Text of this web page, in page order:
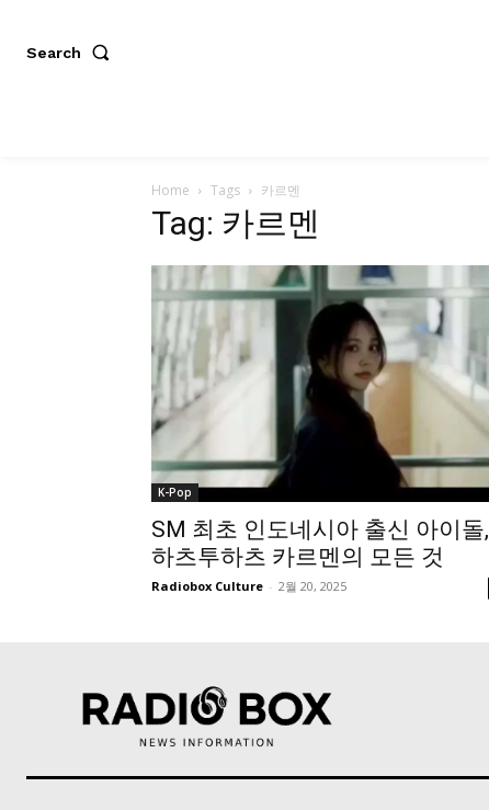
Search
Home Tags 카르멘
Tag: 카르멘
K-Pop
SM 최초 인도네시아 출신 아이돌,
하츠투하츠 카르멘의 모든 것
Radiobox Culture - 2월 20, 2025